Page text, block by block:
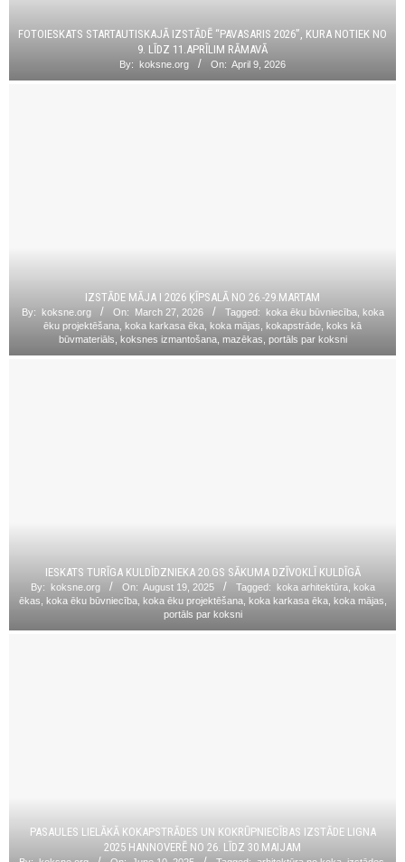
FOTOIESKATS STARTAUTISKAJĀ IZSTĀDĒ “PAVASARIS 2026”, KURA NOTIEK NO
9. LĪDZ 11.APRĪLIM RĀMAVĀ
By: koksne.org On: April 9, 2026
IZSTĀDE MĀJA I 2026 ĶĪPSALĀ NO 26.-29.MARTAM
By: koksne.org On: March 27, 2026 Tagged: koka ēku būvniecība
koka
ēku projektēšana koka karkasa ēka koka mājas kokapstrāde koks kā
būvmateriāls koksnes izmantošana, mazēkas portāls par koksni
IESKATS TURĪGA KULDĪDZNIEKA 20.GS SĀKUMA DZĪVOKLĪ KULDĪGĀ
By: koksne.org On: August 19, 2025 Tagged: koka arhitektūra
koka
ēkas koka ēku būvniecība, koka ēku projektēšana, koka karkasa ēka, koka mājas
portāls par koksni
PASAULES LIELĀKĀ KOKAPSTRĀDES UN KOKRŪPNIECĪBAS IZSTĀDE LIGNA
2025 HANNOVERĒ NO 26. LĪDZ 30.MAIJAM